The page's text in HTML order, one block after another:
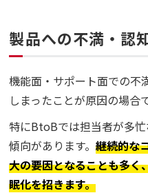
製品への不満・認
機能面・サポート面での不
しまったことが原因の場合で
特にBtoBでは担当者が多
傾向があります。継続的な
大の要因となることも多く
眠化を招きます。